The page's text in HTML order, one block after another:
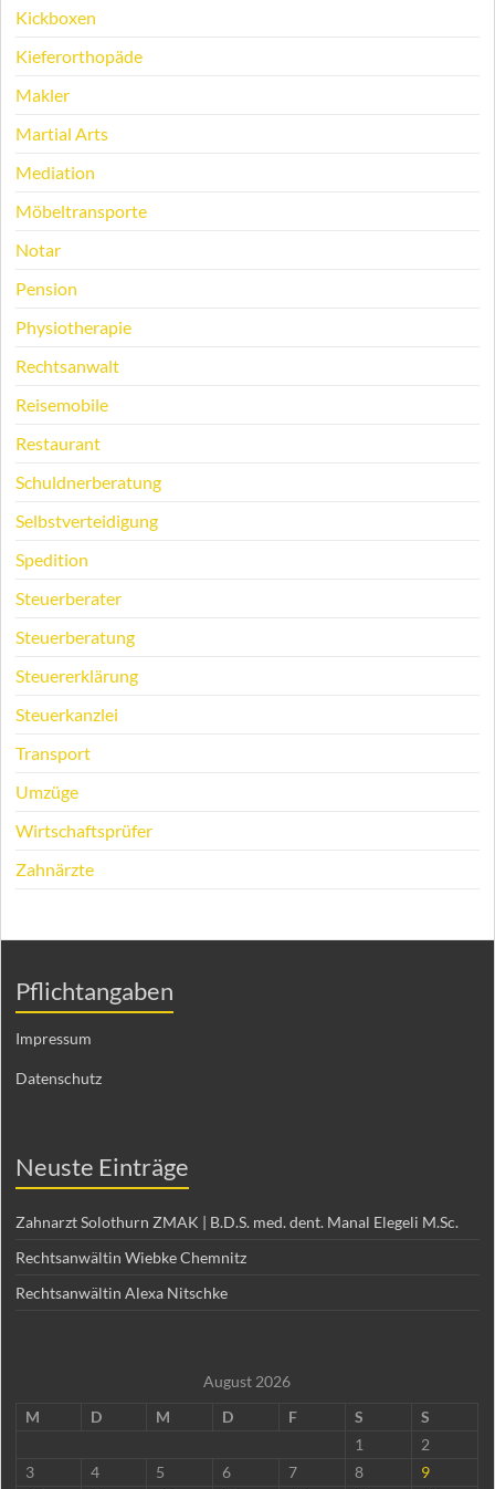
Kickboxen
Kieferorthopäde
Makler
Martial Arts
Mediation
Möbeltransporte
Notar
Pension
Physiotherapie
Rechtsanwalt
Reisemobile
Restaurant
Schuldnerberatung
Selbstverteidigung
Spedition
Steuerberater
Steuerberatung
Steuererklärung
Steuerkanzlei
Transport
Umzüge
Wirtschaftsprüfer
Zahnärzte
Pflichtangaben
Impressum
Datenschutz
Neuste Einträge
Zahnarzt Solothurn ZMAK | B.D.S. med. dent. Manal Elegeli M.Sc.
Rechtsanwältin Wiebke Chemnitz
Rechtsanwältin Alexa Nitschke
August 2026
M
D M D F S
S
1
2
3
4 5 6 7 8
9